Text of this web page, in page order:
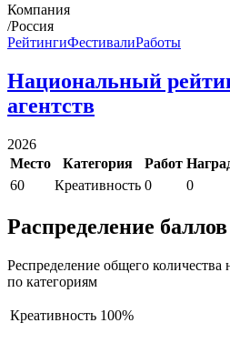
Компания
/Россия
РейтингиФестивалиРаботы
Национальный
агентств
2026
Место
Категория Работ
60
Креативность 0 0
Распределение баллов
Респределение общего количества
по категориям
Креативность 100%